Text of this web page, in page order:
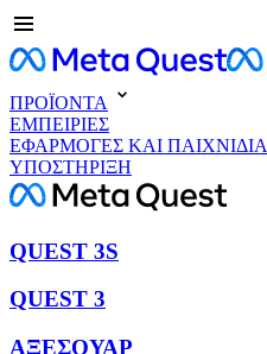
ΠΡΟΪΟΝΤΑ
ΕΜΠΕΙΡΙΕΣ
ΕΦΑΡΜΟΓΕΣ ΚΑΙ ΠΑΙΧΝΙΔΙΑ
ΥΠΟΣΤΗΡΙΞΗ
QUEST 3S
QUEST 3
ΑΞΕΣΟΥΑΡ